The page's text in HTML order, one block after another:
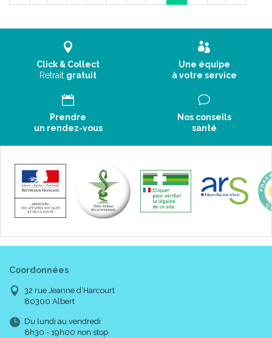
Click & Collect
Retrait gratuit
Une équipe
à votre service
Prendre
un rendez-vous
Nos conseils
santé
Coordonnées
32 rue Jeanne d’Harcourt
80300 Albert
Du lundi au vendredi
8h30 - 19h00 non stop